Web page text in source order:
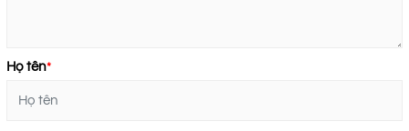
Họ tên*